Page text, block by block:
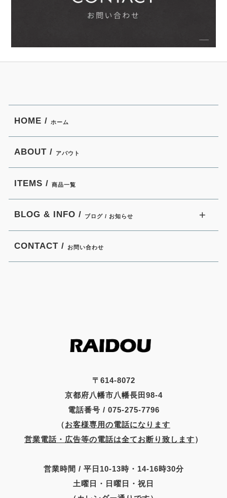
〒614-8072
京都府八幡市八幡長田98-4
電話番号 / 075-275-7796
（お客様専用の電話になります
営業電話・広告等の電話は全てお断り致します）
営業時間 / 平日10-13時・14-16時30分
土曜日・日曜日・祝日
HOME / ホーム
ABOUT / アバウト
ITEMS / 商品一覧
BLOG & INFO / ブログ / お知らせ
CONTACT / お問い合わせ